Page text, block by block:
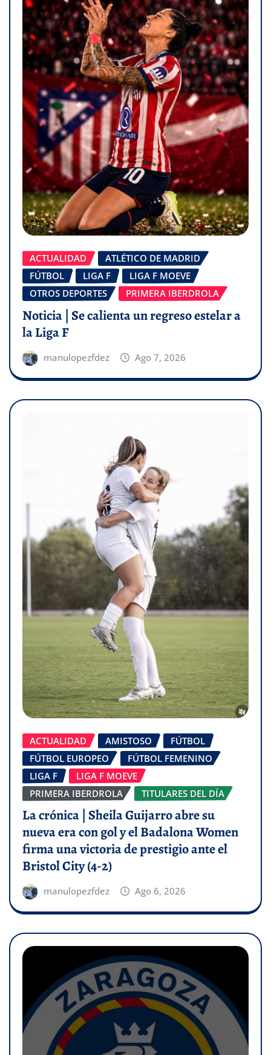
ACTUALIDAD
ATLÉTICO DE MADRID
FÚTBOL
LIGA F
LIGA F MOEVE
OTROS DEPORTES
PRIMERA IBERDROLA
Noticia | Se calienta un regreso estelar a
la Liga F
manulopezfdez Ago 7, 2026
ACTUALIDAD AMISTOSO
FÚTBOL
FÚTBOL EUROPEO
FÚTBOL FEMENINO
LIGA F
LIGA F MOEVE
PRIMERA IBERDROLA
TITULARES DEL DÍA
La crónica | Sheila Guijarro abre su
nueva era con gol y el Badalona Women
firma una victoria de prestigio ante el
Bristol City (4-2)
manulopezfdez Ago 6, 2026